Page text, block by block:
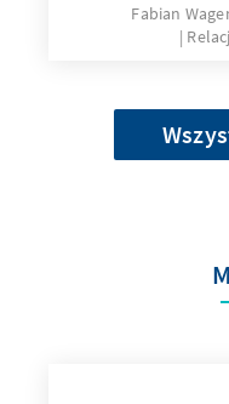
Fabian